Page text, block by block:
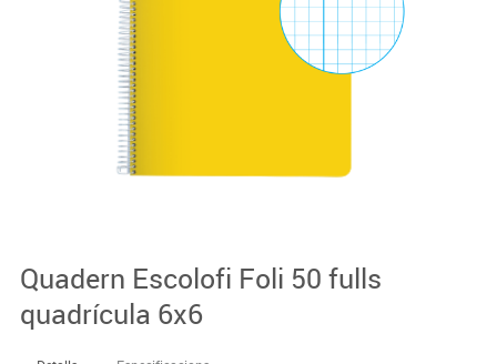
Quadern Escolofi Foli 50 fulls
quadrícula 6x6